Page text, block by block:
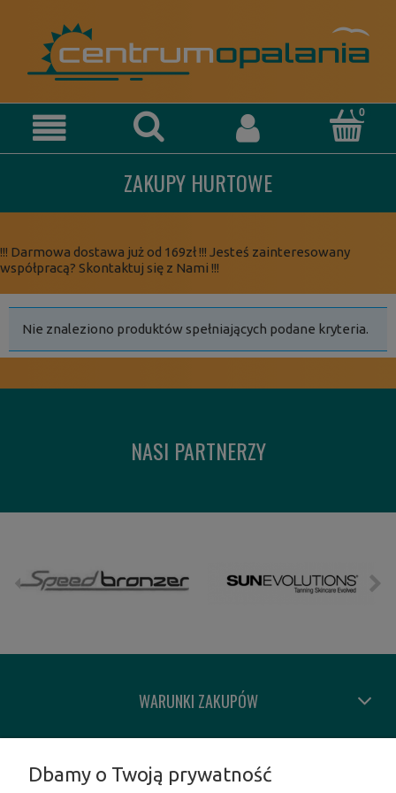
ZAKUPY HURTOWE
!!! Darmowa dostawa już od 169zł !!! Jesteś zainteresowany
współpracą? Skontaktuj się z Nami !!!
Nie znaleziono produktów spełniających podane kryteria.
NASI PARTNERZY
WARUNKI ZAKUPÓW
Dbamy o Twoją prywatność